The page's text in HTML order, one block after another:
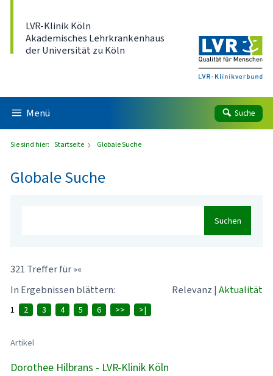
LVR-Klinik Köln
Akademisches Lehrkrankenhaus
der Universität zu Köln
Menü Suche
Sie sind hier: Startseite Globale Suche
Globale Suche
Suchen
321 Treffer für »«
In Ergebnissen blättern:
Relevanz | Aktualität
1 2 3 4 5 6 >> >|
Artikel
Dorothee Hilbrans - LVR-Klinik Köln